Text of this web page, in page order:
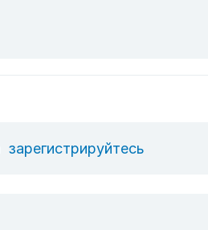
зарегистрируйтесь